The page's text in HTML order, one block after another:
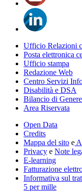
Ufficio Relazioni
Posta elettronica
Ufficio stampa
Redazione Web
Centro Servizi
Disabilità e DSA
Bilancio di
Area Riservata
Open Data
Credits
Mappa del sito e
Privacy e Note
E-learning
Fatturazione
Informativa sul
5 per mille